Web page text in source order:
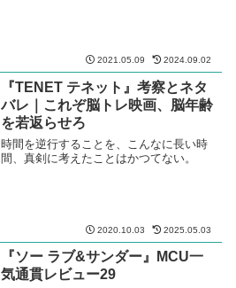
2021.05.09 2024.09.02
『TENET テネット』考察とネタ
バレ｜これぞ脳トレ映画、脳年齢
を若返らせろ
時間を逆行することを、こんなに長い時
間、真剣に考えたことはかつてない。
2020.10.03 2025.05.03
『ソー ラブ&サンダー』MCU一
気通貫レビュー29